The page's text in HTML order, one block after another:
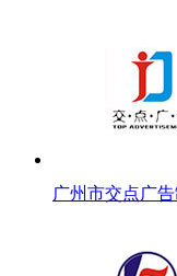
广州市交点广